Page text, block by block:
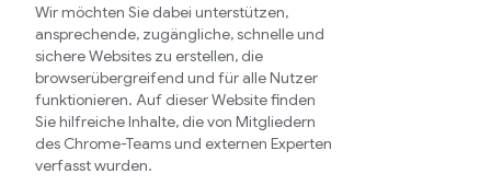
Wir möchten Sie dabei unterstützen,
ansprechende, zugängliche, schnelle und
sichere Websites zu erstellen, die
browserübergreifend und für alle Nutzer
funktionieren. Auf dieser Website finden
Sie hilfreiche Inhalte, die von Mitgliedern
des Chrome-Teams und externen Experten
verfasst wurden.